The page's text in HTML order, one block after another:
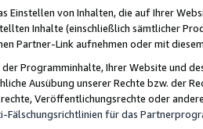
Einstellen von Inhalten, die auf Ihrer
Inhalte (einschließlich sämtlicher
Partner-Link aufnehmen oder mit
Programminhalte, Ihrer Website und
Ausübung unserer Rechte bzw. der
Veröffentlichungsrechte oder
Fälschungsrichtlinien für das